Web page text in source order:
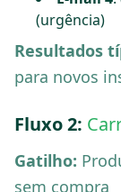
(urgência)
Resultados
para novos
Fluxo 2:
Gatilho:
sem compra